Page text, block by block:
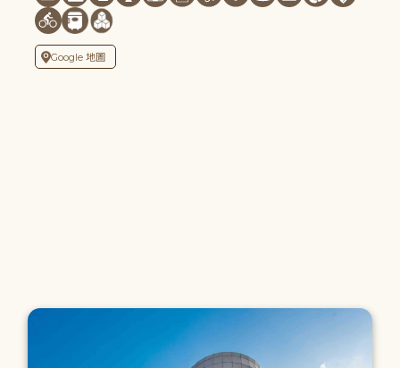
Google 地圖